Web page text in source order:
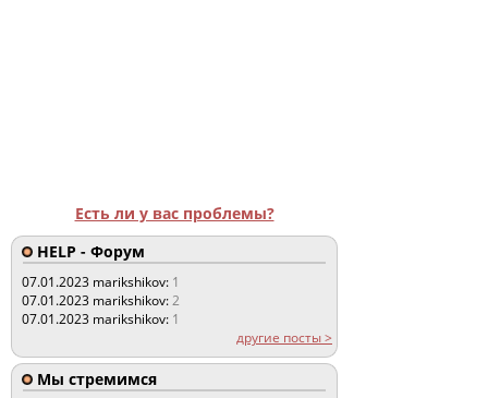
Есть ли у вас проблемы?
HELP - Форум
07.01.2023 marikshikov: 1
07.01.2023 marikshikov:2
07.01.2023 marikshikov: 1
другие посты >
Мы стремимся